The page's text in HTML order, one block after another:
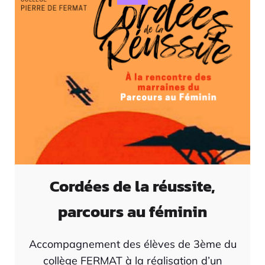
Cordées de la réussite,
parcours au féminin
Accompagnement des élèves de 3ème du
collège FERMAT à la réalisation d’un